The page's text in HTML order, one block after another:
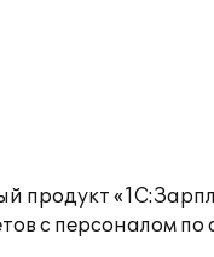
продукт
с персоналом